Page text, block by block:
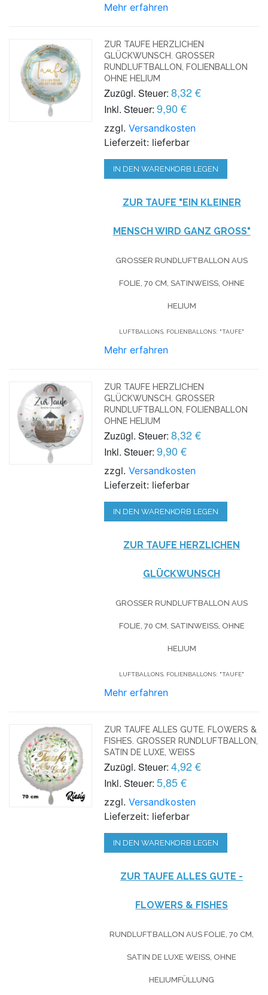
Mehr erfahren
ZUR TAUFE HERZLICHEN
GLÜCKWUNSCH. GROSSER R
UNDLUFTBALLON, FOLIENBALLON O
HNE HELIUM
Zuzügl. Steuer: 8,32 €
Inkl. Steuer: 9,90 €
zzgl.Versandkosten
Lieferzeit: lieferbar
IN DEN WARENKORB LEGEN
ZUR TAUFE "EIN KLEINER
MENSCH WIRD GANZ GROSS"
GROSSER RUNDLUFTBALLON AUS F
OLIE, 70 CM, SATINWEISS, OHNE HE
LIUM
LUFTBALLONS, FOLIENBALLONS: "TAUFE"
Mehr erfahren
ZUR TAUFE HERZLICHEN
GLÜCKWUNSCH. GROSSER R
UNDLUFTBALLON, FOLIENBALLON O
HNE HELIUM
Zuzügl. Steuer: 8,32 €
Inkl. Steuer: 9,90 €
zzgl.Versandkosten
Lieferzeit: lieferbar
IN DEN WARENKORB LEGEN
ZUR TAUFE HERZLICHEN
GLÜCKWUNSCH
GROSSER RUNDLUFTBALLON AUS F
OLIE, 70 CM, SATINWEISS, OHNE HE
LIUM
LUFTBALLONS, FOLIENBALLONS: "TAUFE"
Mehr erfahren
ZUR TAUFE ALLES GUTE. FLOWERS &
FISHES. GROSSER RUNDLUFTBALLON, S
ATIN DE LUXE, WEISS
Zuzügl. Steuer: 4,92 €
Inkl. Steuer: 5,85 €
zzgl.Versandkosten
Lieferzeit: lieferbar
IN DEN WARENKORB LEGEN
ZUR TAUFE ALLES GUTE -
FLOWERS & FISHES
RUNDLUFTBALLON AUS FOLIE, 70 CM,
SATIN DE LUXE WEISS, OHNE H
ELIUMFÜLLUNG